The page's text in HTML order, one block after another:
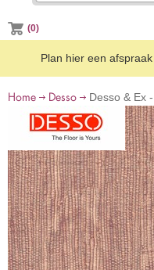
(0)
Plan hier een
Home Desso Desso & Ex